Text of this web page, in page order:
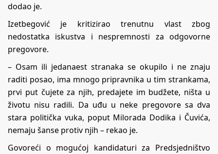
dodao je.
Izetbegović je kritizirao trenutnu vlast zbog
nedostatka iskustva i nespremnosti za odgovorne
pregovore.
– Osam ili jedanaest stranaka se okupilo i ne znaju
raditi posao, ima mnogo pripravnika u tim strankama,
prvi put čujete za njih, predajete im budžete, ništa u
životu nisu radili. Da uđu u neke pregovore sa dva
stara politička vuka, poput Milorada Dodika i Čuvića,
nemaju šanse protiv njih – rekao je.
Govoreći o mogućoj kandidaturi za Predsjedništvo